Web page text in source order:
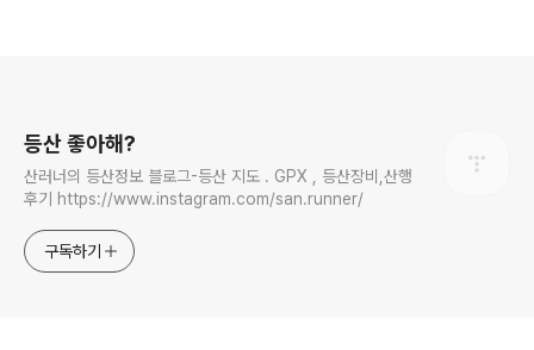
등산 좋아해?
산러너의 등산정보 블로그-등산 지도 . GPX , 등산장비,산행
후기 https://www.instagram.com/san.runner/
구독하기